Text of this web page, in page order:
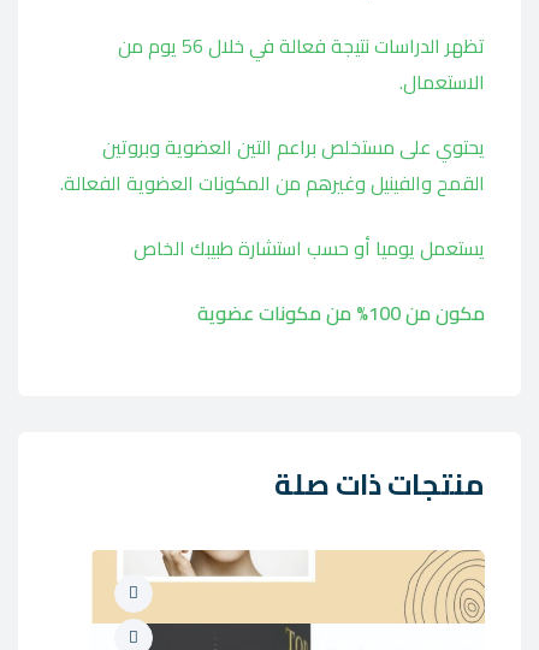
تظهر الدراسات نتيجة فعالة في خلال 56 يوم من
الاستعمال.
يحتوي على مستخلص براعم التين العضوية وبروتين
القمح والفينيل وغيرهم من المكونات العضوية الفعالة.
يستعمل يوميا أو حسب استشارة طبيبك الخاص
مكون من 100% من مكونات عضوية
منتجات ذات صلة